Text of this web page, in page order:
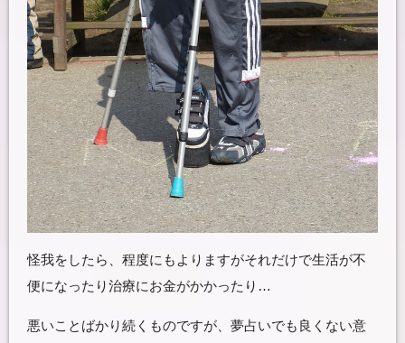
怪我をしたら、程度にもよりますがそれだけで生活が不
便になったり治療にお金がかかったり…
悪いことばかり続くものですが、夢占いでも良くない意